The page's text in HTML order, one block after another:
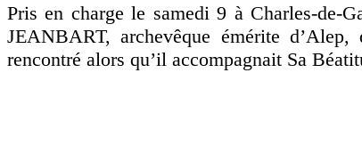
Pris en charge le samedi 9 à Charles-de-
JEANBART, archevêque émérite
rencontré alors qu’il accompagnait Sa